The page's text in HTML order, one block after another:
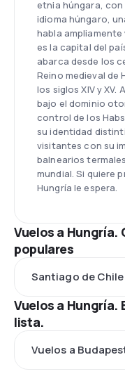
etnia húngara, con
idioma húngaro,
habla
es la capital del
abarca desde los
Reino medieval de
los siglos XIV y
bajo el dominio
control de los
su identidad
visitantes con su
balnearios
mundial. Si quiere
Hungría le espera.
Vuelos a Hungría.
populares
Santiago de
Vuelos a Hungría.
lista.
Vuelos a